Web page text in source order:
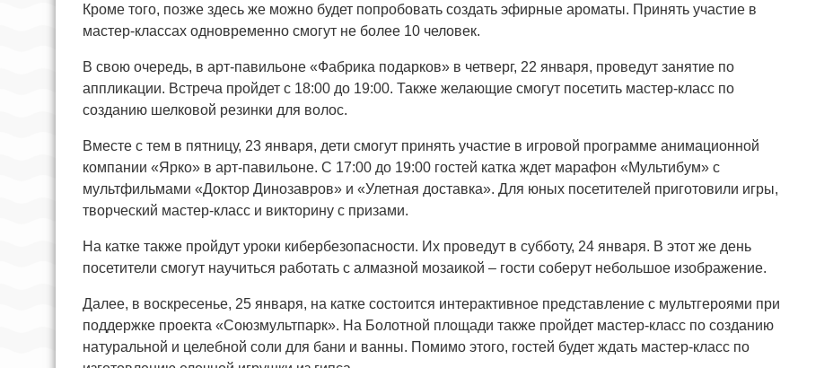
Кроме того, позже здесь же можно будет попробовать создать эфирные ароматы. Принять участие в
мастер-классах одновременно смогут не более 10 человек.
В свою очередь, в арт-павильоне «Фабрика подарков» в четверг, 22 января, проведут занятие по
аппликации. Встреча пройдет с 18:00 до 19:00. Также желающие смогут посетить мастер-класс по
созданию шелковой резинки для волос.
Вместе с тем в пятницу, 23 января, дети смогут принять участие в игровой программе анимационной
компании «Ярко» в арт-павильоне. С 17:00 до 19:00 гостей катка ждет марафон «Мультибум» с
мультфильмами «Доктор Динозавров» и «Улетная доставка». Для юных посетителей приготовили игры,
творческий мастер-класс и викторину с призами.
На катке также пройдут уроки кибербезопасности. Их проведут в субботу, 24 января. В этот же день
посетители смогут научиться работать с алмазной мозаикой – гости соберут небольшое изображение.
Далее, в воскресенье, 25 января, на катке состоится интерактивное представление с мультгероями при
поддержке проекта «Союзмультпарк». На Болотной площади также пройдет мастер-класс по созданию
натуральной и целебной соли для бани и ванны. Помимо этого, гостей будет ждать мастер-класс по